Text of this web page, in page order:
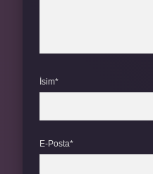
İsim*
E-Posta*